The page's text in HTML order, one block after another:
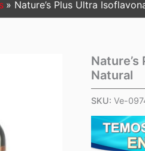
Nature’s Plus Ultra
Natural
SKU: Ve-